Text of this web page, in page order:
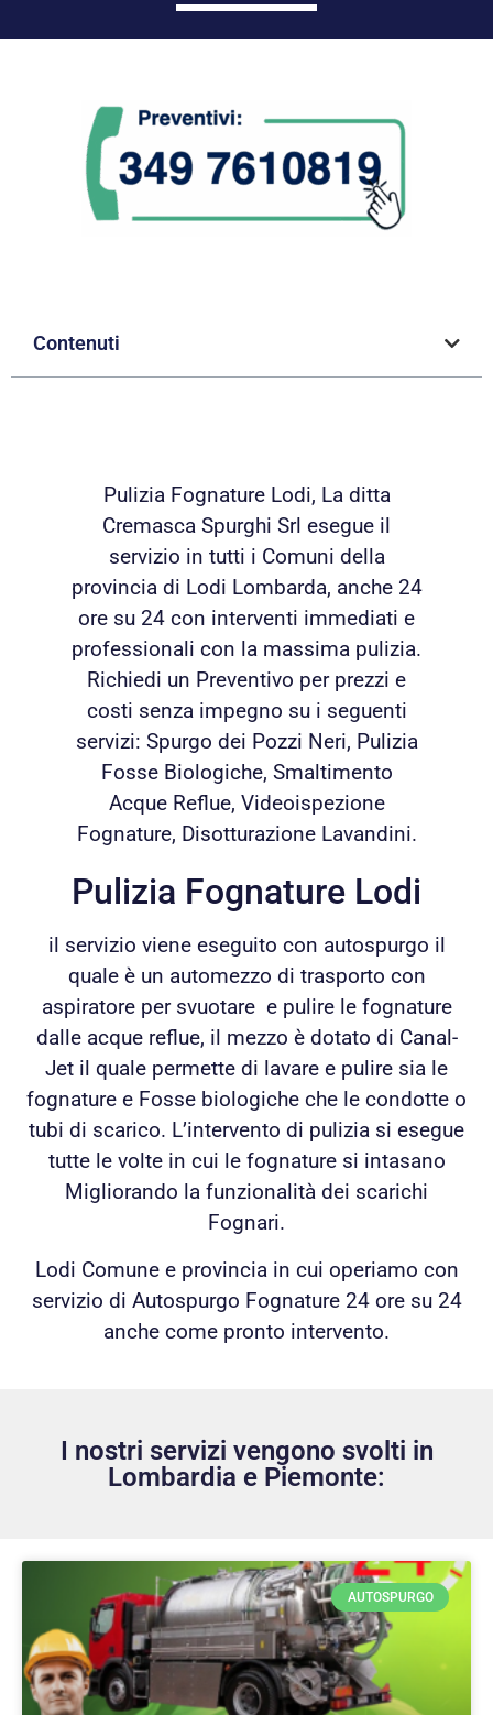
Contenuti
Pulizia Fognature Lodi, La ditta
Cremasca Spurghi Srl esegue il
servizio in tutti i Comuni della
provincia di Lodi Lombarda, anche 24
ore su 24 con interventi immediati e
professionali con la massima pulizia.
Richiedi un Preventivo per prezzi e
costi senza impegno su i seguenti
servizi: Spurgo dei Pozzi Neri, Pulizia
Fosse Biologiche, Smaltimento
Acque Reflue, Videoispezione
Fognature, Disotturazione Lavandini.
Pulizia Fognature Lodi
il servizio viene eseguito con autospurgo il
quale è un automezzo di trasporto con
aspiratore per svuotare e pulire le fognature
dalle acque reflue, il mezzo è dotato di Canal-
Jet il quale permette di lavare e pulire sia le
fognature e Fosse biologiche che le condotte o
tubi di scarico. L’intervento di pulizia si esegue
tutte le volte in cui le fognature si intasano
Migliorando la funzionalità dei scarichi
Fognari.
Lodi Comune e provincia in cui operiamo con
servizio di Autospurgo Fognature 24 ore su 24
anche come pronto intervento.
I nostri servizi vengono svolti in
Lombardia e Piemonte:
AUTOSPURGO